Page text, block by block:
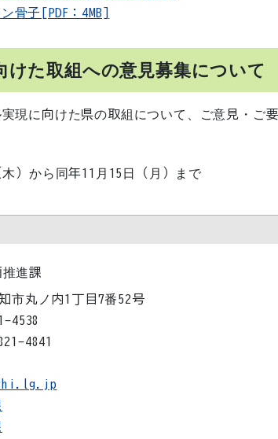
骨子[PDF：4MB]
た取組への意見募集について
現に向けた県の取組について、ご意見・ご
）から同年11月15日（月）まで
進課
市丸ノ内1丁目7番52号
4538
4841